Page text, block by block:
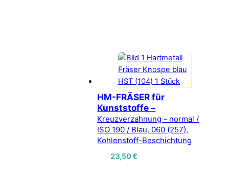
HM-FRÄSER für
Kunststoffe –
Kreuzverzahnung - normal /
ISO 190 / Blau, 060 (257),
Kohlenstoff-Beschichtung
23,50€